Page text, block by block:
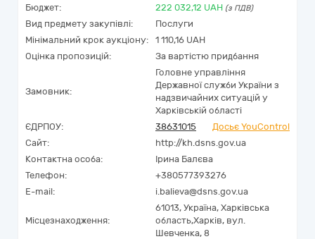
Бюджет: 222 032,12 UAH (з ПДВ)
Вид предмету закупівлі:
Послуги
Мінімальний крок аукціону:
1 110,16 UAH
Оцінка пропозицій:
За вартістю придбання
Замовник:
Головне управління
Державної служби України з
надзвичайних ситуацій у
Харківській області
ЄДРПОУ:
38631015
Досьє YouControl
Сайт:
http://kh.dsns.gov.ua
Контактна особа:
Ірина Балєва
Телефон:
+380577393276
E-mail:
i.balieva@dsns.gov.ua
Місцезнаходження:
61013, Україна, Харківська
область,Харків, вул.
Шевченка, 8